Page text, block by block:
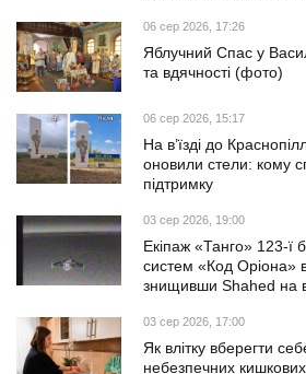
06 сер 2026, 17:26
Яблучний Спас у
та вдячності (фото)
06 сер 2026, 15:17
На в’їзді до
оновили стели: кому
підтримку
03 сер 2026, 19:00
Екіпаж «Танго» 123-ї
систем «Код Оріона»
знищивши Shahed на
03 сер 2026, 17:00
Як влітку вберегти
небезпечних кишкових